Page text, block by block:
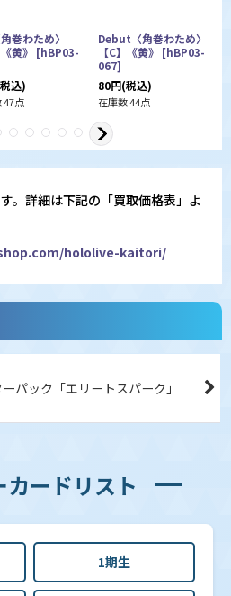
巻わため〉
黄》 [hBP03-
込)
47点
Debut〈角巻わため〉
【C】《黄》 [hBP03-
067]
80円(税込)
在庫数 44点
。詳細は下記の「買取価格表」よ
hololive-kaitori/
パック「エリートスパーク」
カードリスト
1期生